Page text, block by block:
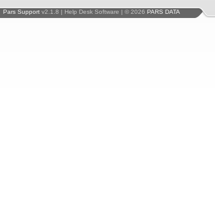
Pars Support v2.1.8 | Help Desk Software | © 2026 PARS DATA